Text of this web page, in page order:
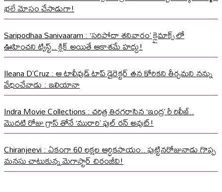
భలే మోసం చేసాడుగా!
Saripodhaa Sanivaaram : ‘సరిపోదా శనివారం’ క్లైమాక్స్ లో
ఊహించని ట్విస్ట్.. క్లిక్ అయితే ఆకాశమే హద్దు!
Ileana D’Cruz : ఆ టాలీవుడ్ టాప్ డైరెక్టర్ తన కోరికని తీర్చమని నన్ను
వేధించేవాడు : ఇలియానా
Indra Movie Collections : చరిత్ర తిరగరాసిన ‘ఇంద్ర’ రీ రిలీజ్..
మొదటి రోజు గ్రాస్ తోనే ‘మురారి’ ఫుల్ రన్ అవుట్!
Chiranjeevi : ఏకంగా 60 లక్షల ఆర్ధికసాయం.. పుట్టినరోజునాడు గొప్ప
మనసు చాటుకున్న మెగాస్టార్ చిరంజీవి!